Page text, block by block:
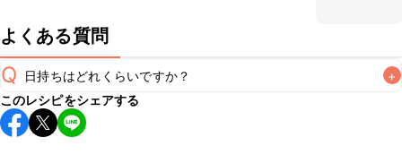
よくある質問
Q 日持ちはどれくらいですか？ +
こちらのレシピは出来たてをお召し上がりいただくことをお
すすめします。
このレシピをシェアする